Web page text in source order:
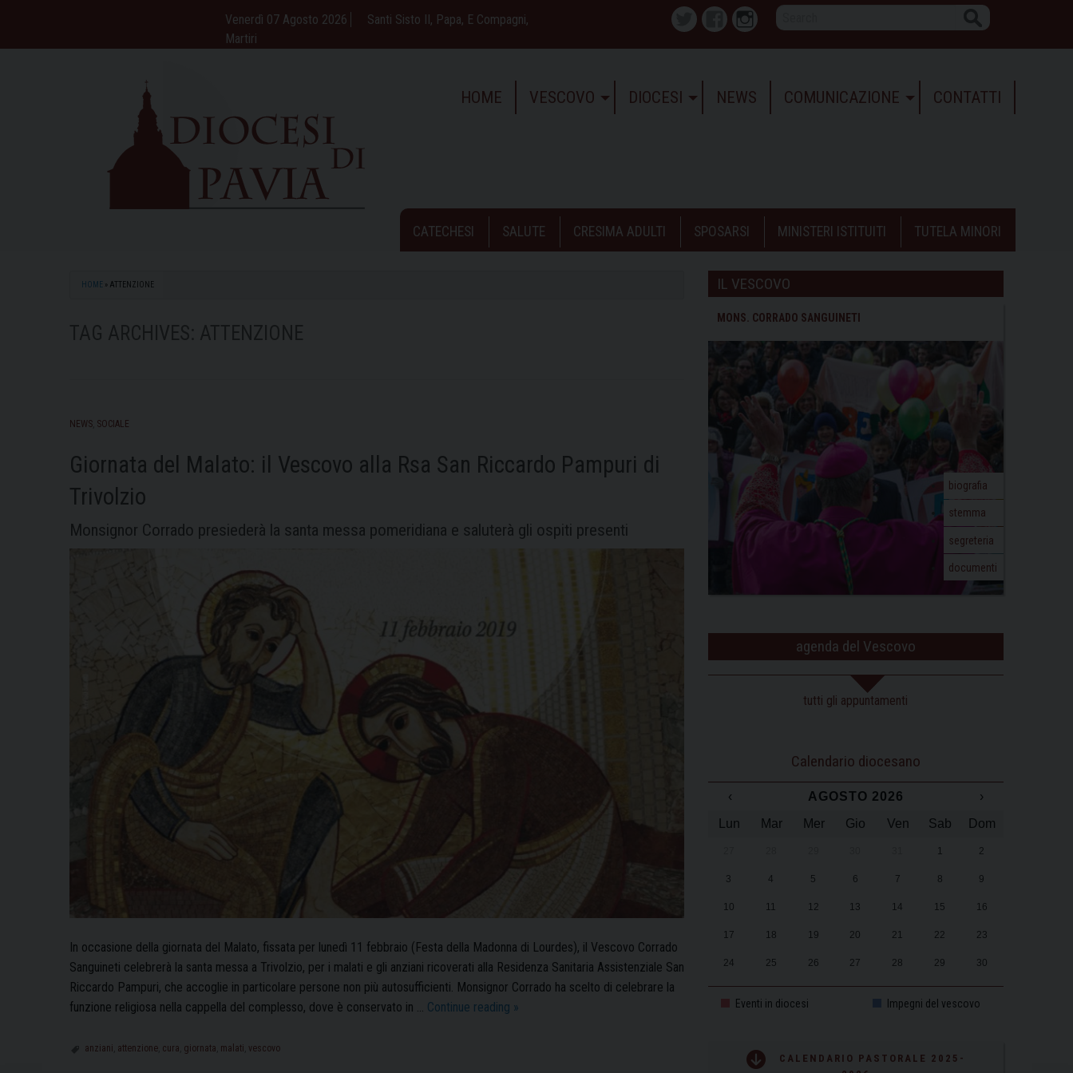
content
Venerdì 07 Agosto 2026
Santi Sisto II, Papa, E Compagni,
Martiri
Twitter FacebookInstagram
HOME VESCOVO DIOCESI NEWS COMUNICAZIONE CONTATTI
CATECHESI SALUTE CRESIMA ADULTI SPOSARSI MINISTERI ISTITUITI TUTELA MINORI
HOME » ATTENZIONE
NEWS SOCIALE
Giornata del Malato: il Vescovo alla Rsa San Riccardo Pampuri di
Trivolzio
Monsignor Corrado presiederà la santa messa pomeridiana e saluterà gli ospiti presenti
In occasione della giornata del Malato, fissata per lunedì 11 febbraio (Festa della Madonna di Lourdes), il Vescovo Corrado
Sanguineti celebrerà la santa messa a Trivolzio, per i malati e gli anziani ricoverati alla Residenza Sanitaria Assistenziale San
Riccardo Pampuri, che accoglie in particolare persone non più autosufficienti. Monsignor Corrado ha scelto di celebrare la
funzione religiosa nella cappella del complesso, dove è conservato in … Continue reading Giornata
»
anziani attenzione cura giornata malati vescovo
IL VESCOVO
MONS. CORRADO SANGUINETI
biografia
stemma
segreteria
documenti
agenda del Vescovo
tutti gli appuntamenti
Calendario diocesano
‹ AGOSTO 2026
›
Lun
Mar Mer Gio Ven Sab Dom
1 2
3 4 5 6 7 8 9
10 11 12 13 14 15 16
17 18 19 20 21 22 23
24 25 26 27 28 29 30
Eventi in diocesi Impegni del vescovo
CALENDARIO PASTORALE 2025-